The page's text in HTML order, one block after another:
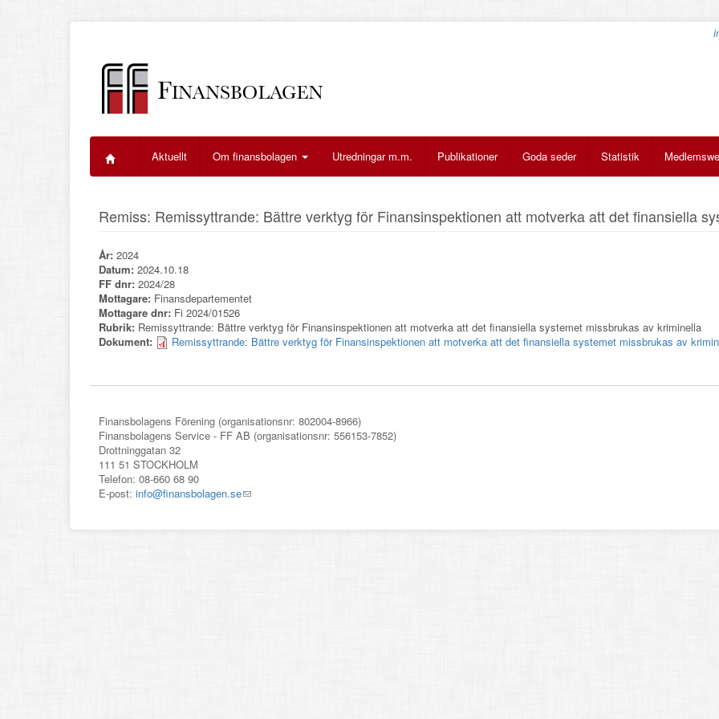
Aktuellt Om finansbolagen Utredningar m.m. Publikationer Goda seder Statistik
Remiss: Remissyttrande: Bättre verktyg för Finansinspektionen att motverka att det finansiella
År:2024
Datum:2024.10.18
FF dnr:2024/28
Mottagare: Finansdepartementet
Mottagare dnr: Fi 2024/01526
Rubrik: Remissyttrande: Bättre verktyg för Finansinspektionen att motverka att det finansiella systemet missbrukas av kriminella
Dokument:
Remissyttrande: Bättre verktyg för Finansinspektionen att motverka att det finansiella systemet missbrukas av
Finansbolagens Förening (organisationsnr: 802004-8966)
Finansbolagens Service - FF AB (organisationsnr: 556153-7852)
Drottninggatan 32
111 51 STOCKHOLM
Telefon: 08-660 68 90
E-post:info@finansbolagen.se(link